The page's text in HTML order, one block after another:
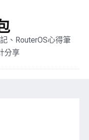
、RouterOS心得筆
分享